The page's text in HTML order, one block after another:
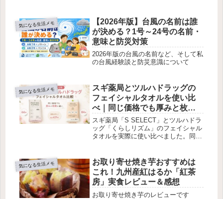
点、向いている人を紹介します。
気になる生活メモ
【2026年版】台風の名前は誰
が決める？1号～24号の名前・
意味と防災対策
2026年版の台風の名前など、そして私
の台風経験談と防災意識について
気になる生活メモ
スギ薬局とツルハドラッグの
フェイシャルタオルを使い比
べ｜同じ価格でも厚みと枚数
に違い
スギ薬局「S SELECT」とツルハドラ
ッグ「くらしリズム」のフェイシャル
タオルを実際に使い比べました。同じ
す。50代主婦と娘の感想も紹介しま
す。
気になる生活メモ
お取り寄せ焼き芋おすすめは
これ！九州産紅はるか「紅茶
房」実食レビュー＆感想
お取り寄せ焼き芋のレビューです